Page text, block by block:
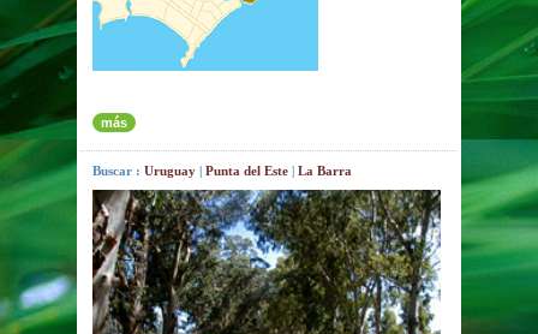
más
Buscar :Uruguay |Punta del Este |La Barra